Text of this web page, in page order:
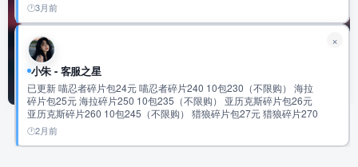
绿色服 共0篇
排序 更新
属性攻击+8888 战斗力+534120 云龙御世龙尊卡 称号 云龙际会 属
性：体力+5555 一级属性+1600 全属性攻击+8888 战斗力+534120
仗剑天府君临卡 称号 仗剑游天府 属性：体力+6666 一级属性+1600
全属性攻击+11111 战斗力+635392 超核宗师独尊卡 称号 超核宗师
属性：体力+6666 一级属性+1600 全属性攻击+11111 战斗力
+635392 九九至尊•绝世英杰至臻卡 称号 盛世霸主 属性：会心攻击
+10000 一级属性+3333 全属性攻击+9999 战斗力+720772 称号 盛世
帝王 属性：会心攻击+10000 一级属性+3333 全属性攻击+9999 战斗
力+720772 称号 盛世至尊 属性：会心攻击+10000 一级属性+3333 全
属性攻击+9999 战斗力+720772 称号 绝世英杰 属性：会心攻击
+20000 一级属性+6666 全属性攻击+20000 战斗力:1441619
3月前
小朱 - 客服之星
已更新 喵忍者碎片包24元 喵忍者碎片240 10包230（不限购） 海拉
碎片包25元 海拉碎片250 10包235（不限购） 亚历克斯碎片包26元
亚历克斯碎片260 10包245（不限购） 猎狼碎片包27元 猎狼碎片270
10包255（不限购） 传说圣物速成包97元 传说圣物碎片500 5包
481（不限购） 史诗圣物速成包98元 史诗圣物碎片2500 5包483元
（不限购） 稀有圣物速成包99元 稀有圣物碎片12500 5包485元（不
2月前
×